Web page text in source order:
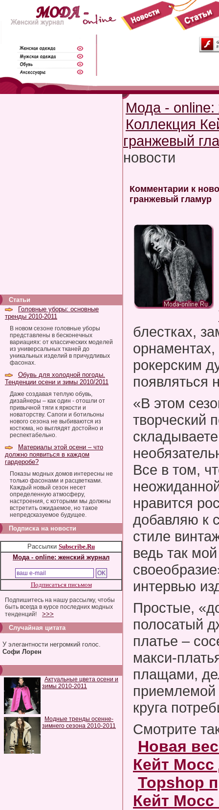
Статьи
Головные уборы: основные
тренды 2010-2011
В новом сезоне головные уборы
представлены в бесконечных
вариациях: от классических моделей
из универсальных тканей до
уникальных изделий в причудливых
фасонах.
Обувь для холодной погоды.
Тенденции осени и зимы 2010/2011
Даже создавая теплую обувь,
дизайнеры – как один - отошли от
привычной тяги к яркости и
новаторству. Сапоги и ботильоны
нового сезона не выбиваются из
костюма, но выглядят достойно и
респектабельно.
Материалы этой осени – что
должно появиться в каждом
гардеробе?
Показы модных домов интересны не
только фасонами и расцветками.
Каждый новый сезон несет
определенную атмосферу,
настроения, с которыми мы должны
встретить ожидаемое, но такое
непредсказуемое будущее.
Подписка на новости
Рассылки Subscribe.Ru
Мода - online: женский журнал
Подписаться письмом
Подпишитесь на нашу рассылку, чтобы
быть всегда в курсе последних модных
тенденций!
>>>
Случайная цитата
У элегантности негромкий голос.
Софи Лорен
Актуальные цвета осени и
зимы 2010-2011
Модные тренды осенне-
зимнего сезона 2010-2011
Мода - online:
Коллекция
гранжевый
новости
Комментарии к
гранжевый гламур
блестках,
рокерским
появляться
«В этом
творческий
Все в том,
нравится
добавляю к
стиле
ведь так
интервью
Простые,
полосатый
платье –
макси-
плащами,
приемлемой
круга
Смотрите
Новая
Кейт
Topshop
Кейт Мосс